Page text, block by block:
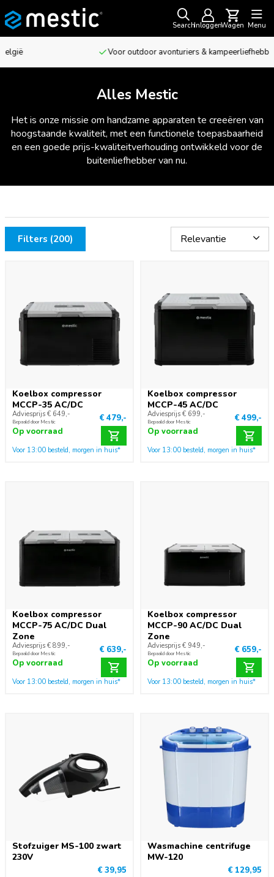
SearchInloggenWagen Menu
Voor outdoor avonturiers & kampeerliefhebbers
Alles Mestic
Het is onze missie om handzame apparaten te creeëren van
hoogstaande kwaliteit, met een functionele toepasbaarheid
en een goede prijs-kwaliteitverhouding ontwikkeld voor de
buitenliefhebber van nu.
Filters (200)
Koelbox compressor
MCCP-35 AC/DC
Adviesprijs € 649,-
Bepaald door Mestic
€ 479,-
Op voorraad
Voor 13:00 besteld, morgen in huis*
Koelbox compressor
MCCP-45 AC/DC
Adviesprijs € 699,-
Bepaald door Mestic
€ 499,-
Op voorraad
Voor 13:00 besteld, morgen in huis*
Koelbox compressor
MCCP-75 AC/DC Dual
Zone
Adviesprijs € 899,-
Bepaald door Mestic
€ 639,-
Op voorraad
Voor 13:00 besteld, morgen in huis*
Koelbox compressor
MCCP-90 AC/DC Dual
Zone
Adviesprijs € 949,-
Bepaald door Mestic
€ 659,-
Op voorraad
Voor 13:00 besteld, morgen in huis*
Stofzuiger MS-100 zwart
230V
€ 39,95
Wasmachine centrifuge
MW-120
€ 129,95